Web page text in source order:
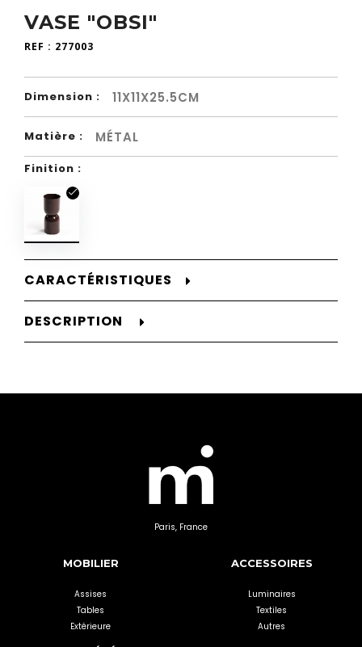
VASE "OBSI"
REF : 277003
Dimension : 11X11X25.5CM
Matière : MÉTAL
Finition :
CARACTÉRISTIQUES
DESCRIPTION
Paris, France
MOBILIER
Assises
Tables
Extérieure
ACCESSOIRES
Luminaires
Textiles
Autres